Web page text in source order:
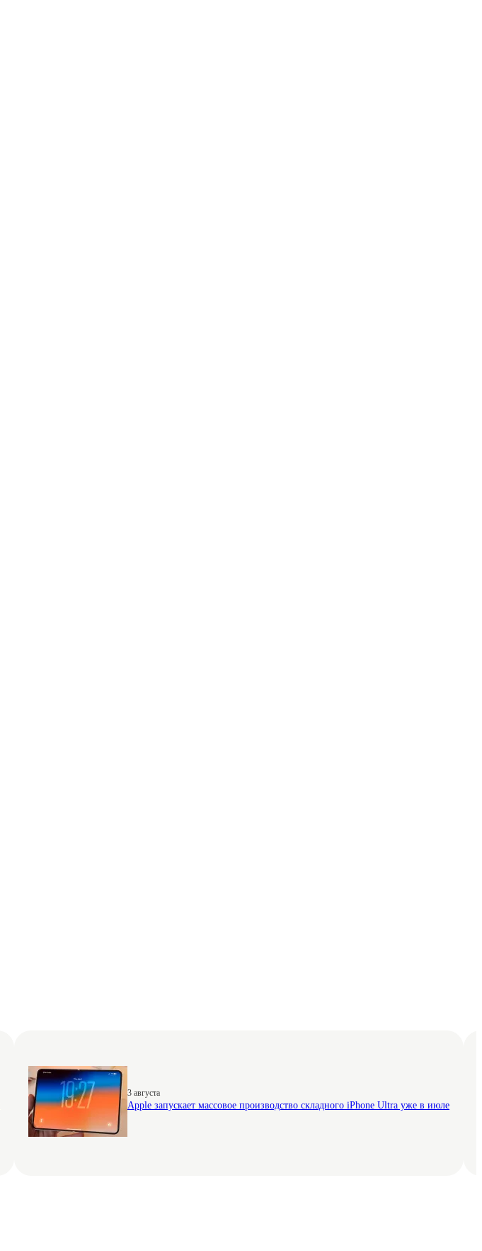
3 августа
Apple запускает массовое производство складного iPhone Ultra уже в июле